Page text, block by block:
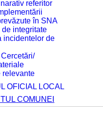
referitor
în SNA
integritate
incidentelor de
relevante
OFICIAL LOCAL
COMUNEI